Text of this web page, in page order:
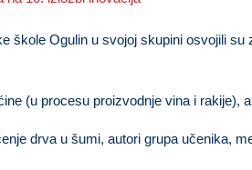
škole Ogulin u svojoj skupini osvojili su
(u procesu proizvodnje vina i rakije),
drva u šumi, autori grupa učenika,